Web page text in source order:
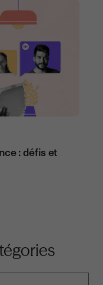
: défis et